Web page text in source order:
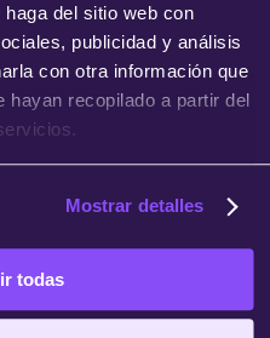
del sitio web con
publicidad y análisis
con otra información que
hayan recopilado a partir del
Mostrar detalles
todas